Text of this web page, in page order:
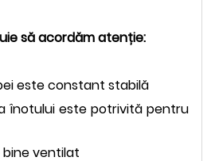
să acordăm atenție:
este constant stabilă
înotului este potrivită pentru
bine ventilat